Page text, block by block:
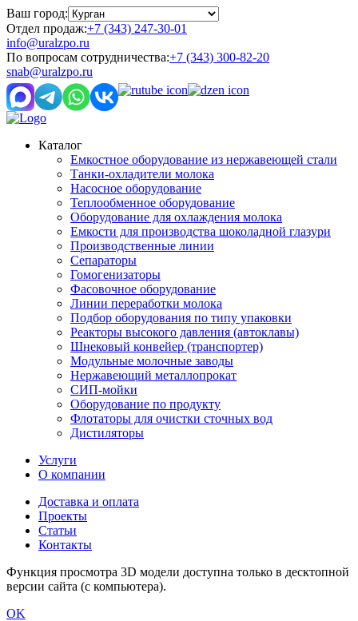
Ваш город:
Отдел продаж:+7 (343) 247-30-01
info@uralzpo.ru
По вопросам сотрудничества:+7 (343) 300-82-20
snab@uralzpo.ru
Каталог
Емкостное оборудование из нержавеющей стали
Танки-охладители молока
Насосное оборудование
Теплообменное оборудование
Оборудование для охлаждения молока
Емкости для производства шоколадной глазури
Производственные линии
Сепараторы
Гомогенизаторы
Фасовочное оборудование
Линии переработки молока
Подбор оборудования по типу упаковки
Реакторы высокого давления (автоклавы)
Шнековый конвейер (транспортер)
Модульные молочные заводы
Нержавеющий металлопрокат
СИП-мойки
Оборудование по продукту
Флотаторы для очистки сточных вод
Дистиляторы
Услуги
О компании
Доставка и оплата
Проекты
Статьи
Контакты
Функция просмотра 3D модели доступна только в десктопной
версии сайта (с компьютера).
OK